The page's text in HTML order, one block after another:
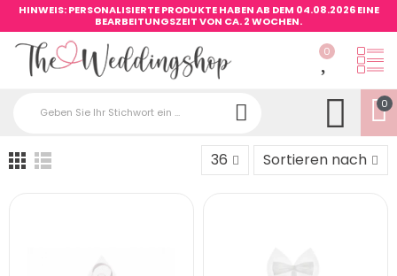
HINWEIS: PERSONALISIERTE PRODUKTE HABEN AB DEM 04.08.2026 EINE
BEARBEITUNGSZEIT VON CA. 2 WOCHEN.
0
0
36 Sortieren nach